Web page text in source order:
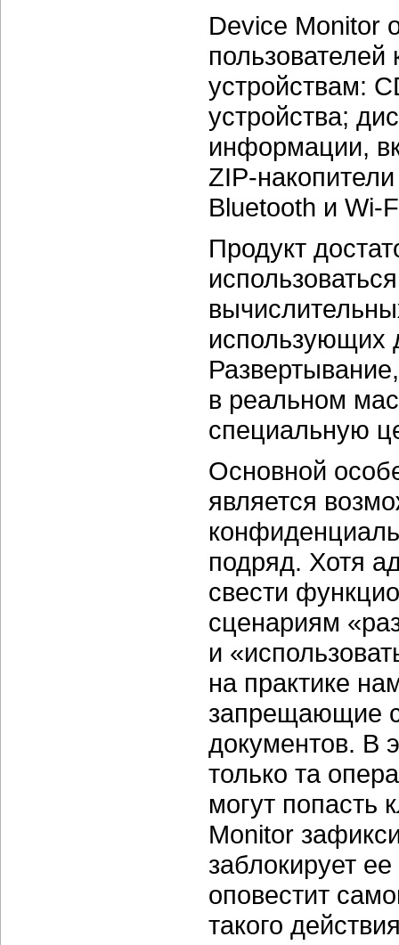
Device Monitor
устройствам:
устройства;
информации,
ZIP-накопители
Bluetooth и Wi-
Продукт
использующих
в реальном
специальную
Основной
является
подряд. Хотя
свести
сценариям
и
на практике
запрещающие
документов. В
только та
могут
Monitor
заблокирует
оповестит
такого